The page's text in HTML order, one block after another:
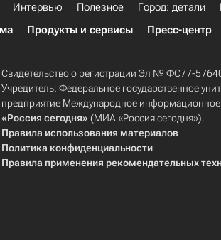
Интервью Полезное Город: детали
Продукты и сервисы Пресс-центр
Свидетельство о регистрации Эл № ФС77-
Учредитель: Федеральное государственное
предприятие Международное информационное
«Россия сегодня» (МИА «Россия сегодня»).
Правила использования материалов
Политика конфиденциальности
Правила применения рекомендательных